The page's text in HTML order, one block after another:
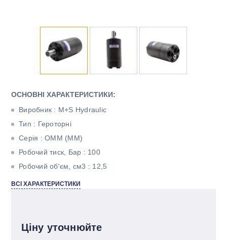
ОСНОВНІ ХАРАКТЕРИСТИКИ:
Виробник : M+S Hydraulic
Тип : Героторні
Серія : ОММ (ММ)
Робочий тиск, Бар : 100
Робочий об'єм, см3 : 12,5
Максимальний крутний момент, Н * м : 16
ВСІ ХАРАКТЕРИСТИКИ
Ціну уточнюйте